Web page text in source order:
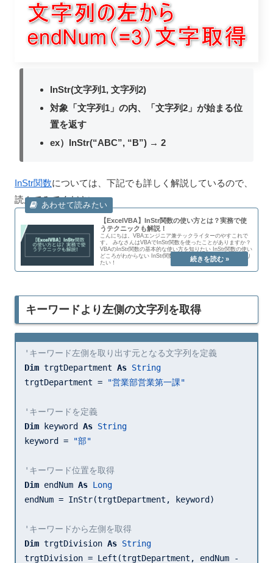
InStr(文字列1, 文字列2)
対象「文字列1」の内、「文字列2」が始まる位
置を返す
ex）InStr(“ABC”, “B”) → 2
InStr関数については、下記でも詳しく解説しているので、
読んでみてください。
【ExcelVBA】InStr関数の使い方とは？実務で使
うテクニックも解説！
こんにちは。VBAエンジニア兼テックライターのやすこれで
す。 みなさんはVBAでInStr関数を使ったことがありますか？
VBAのInStr関数の基本的な使い方を知りたい InStr関数の使い
どころがわからない InStr関数の利用の仕方を実例付きで知り
たい！
キーワードより左側の文字列を取得
'キーワード左側を取り出す元となる文字列を定義
Dim trgtDepartment As String
trgtDepartment =
"営業部営業第一課"
'キーワードを定義
Dim keyword As String
keyword =
"部"
'キーワード位置を取得
Dim endNum As Long
endNum = InStr(trgtDepartment, keyword)
'キーワードから左側を取得
Dim trgtDivision As String